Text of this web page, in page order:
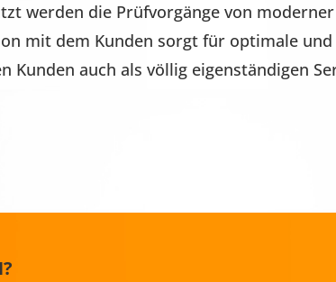
werden die Prüfvorgänge von
mit dem Kunden sorgt für optimale
Kunden auch als völlig eigenständigen